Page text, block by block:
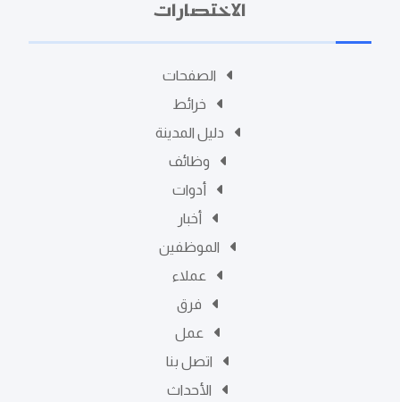
الاختصارات
الصفحات
خرائط
دليل المدينة
وظائف
أدوات
أخبار
الموظفين
عملاء
فرق
عمل
اتصل بنا
الأحداث